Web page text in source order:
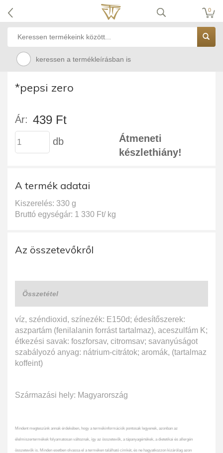
0
keressen a termékleírásban is
*pepsi zero
Ár: 439 Ft
db
Átmeneti
készlethiány!
A termék adatai
Kiszerelés: 330 g
Bruttó egységár: 1 330 Ft/ kg
Az összetevőkről
Összetétel
víz, széndioxid, színezék: E150d; édesítőszerek:
aszpartám (fenilalanin forrást tartalmaz), aceszulfám K;
étkezési savak: foszforsav, citromsav; savanyúságot
szabályozó anyag: nátrium-citrátok; aromák, (tartalmaz
koffeint)
Származási hely: Magyarország
Mindent megteszünk annak érdekében, hogy a termékinformációk pontosak legyenek, azonban az
élelmiszertermékek folyamatosan változnak, így az összetevők, a tápanyagértékek, a dietetikai és allergén
összetevők is. Minden esetben olvassa el a terméken található címkét, és ne hagyatkozzon kizárólag azon